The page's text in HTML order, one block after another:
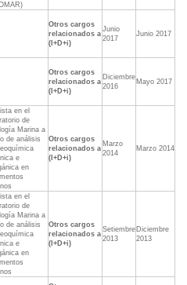
Otros cargos
relacionados a
(I+D+i)
Junio
2017
Junio 2017
Otros cargos
relacionados a
(I+D+i)
Diciembre
2016
Mayo 2017
en el
de
Marina a
de análisis
e
en
Otros cargos
relacionados a
(I+D+i)
Marzo
2014
Marzo 2014
en el
de
Marina a
de análisis
e
en
Otros cargos
relacionados a
(I+D+i)
Setiembre
2013
Diciembre
2013